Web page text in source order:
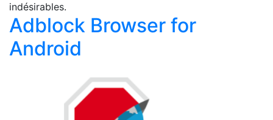
indésirables.
Adblock Browser for
Android